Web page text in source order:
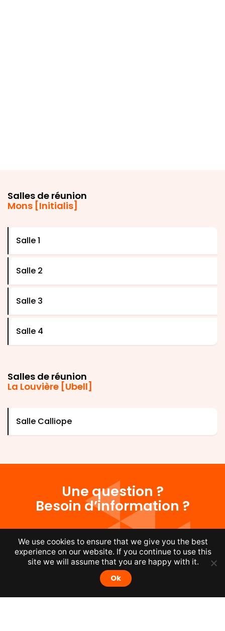
Salles de réunion
Mons [Initialis]
Salle 1
Salle 2
Salle 3
Salle 4
Salles de réunion
La Louvière [Ubell]
Salle Calliope
Une question ?
Besoin d’information ?
N’hésitez pas à nous contacter par
téléphone au065/37.57.11, par email
ou via
We use cookies to ensure that we give you the best
experience on our website. If you continue to use this
site we will assume that you are happy with it.
Ok